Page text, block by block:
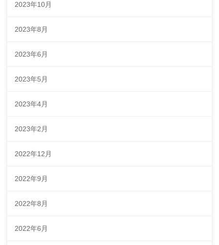
2023年10月
2023年8月
2023年6月
2023年5月
2023年4月
2023年2月
2022年12月
2022年9月
2022年8月
2022年6月